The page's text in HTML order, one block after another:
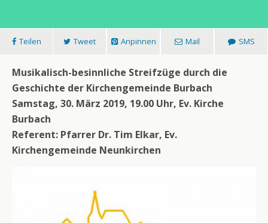
Teilen Tweet Anpinnen Mail SMS
Musikalisch-besinnliche Streifzüge durch die
Geschichte der Kirchengemeinde Burbach
Samstag, 30. März 2019, 19.00 Uhr, Ev. Kirche
Burbach
Referent: Pfarrer Dr. Tim Elkar, Ev.
Kirchengemeinde Neunkirchen